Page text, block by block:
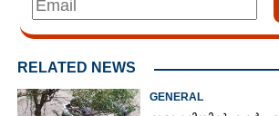
RELATED NEWS
GENERAL